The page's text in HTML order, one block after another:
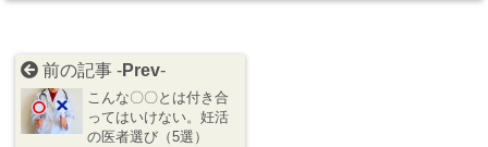
前の記事 -Prev-
こんな〇〇とは付き合
ってはいけない。妊活
の医者選び（5選）